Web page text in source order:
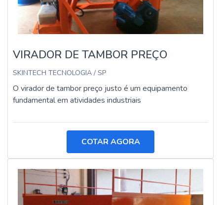
VIRADOR DE TAMBOR PREÇO
SKINTECH TECNOLOGIA / SP
O virador de tambor preço justo é um equipamento
fundamental em atividades industriais
COTAR AGORA